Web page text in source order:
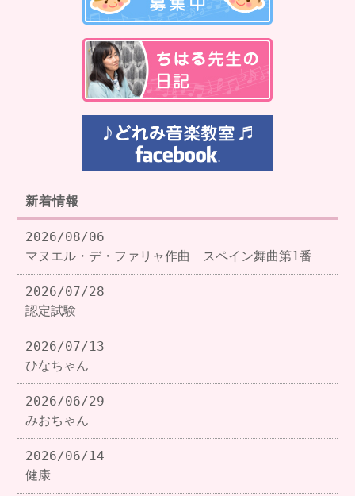
新着情報
2026/08/06
マヌエル・デ・ファリャ作曲 スペイン舞曲第1番
2026/07/28
認定試験
2026/07/13
ひなちゃん
2026/06/29
みおちゃん
2026/06/14
健康